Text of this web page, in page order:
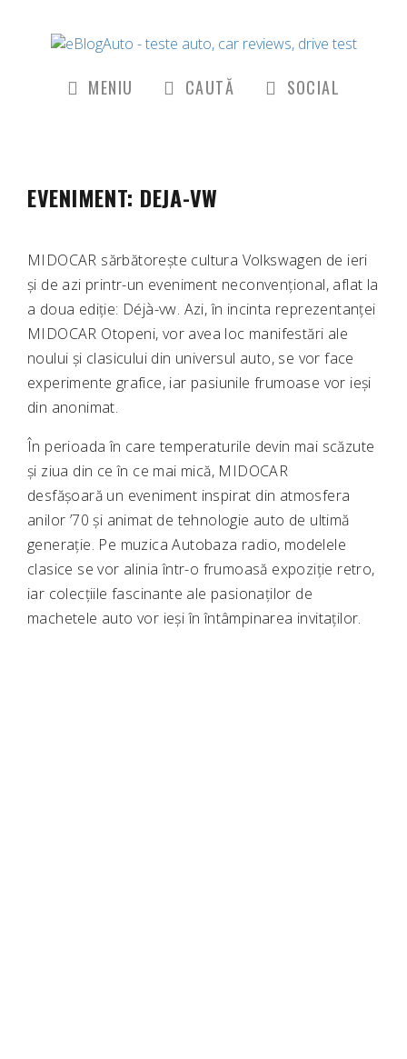
MENIU CAUTĂ SOCIAL
EVENIMENT: DEJA-VW
MIDOCAR sărbătorește cultura Volkswagen de ieri
și de azi printr-un eveniment neconvențional, aflat la
a doua ediție: Déjà-vw. Azi, în incinta reprezentanței
MIDOCAR Otopeni, vor avea loc manifestări ale
noului și clasicului din universul auto, se vor face
experimente grafice, iar pasiunile frumoase vor ieși
din anonimat.
În perioada în care temperaturile devin mai scăzute
și ziua din ce în ce mai mică, MIDOCAR
desfășoară un eveniment inspirat din atmosfera
anilor ’70 și animat de tehnologie auto de ultimă
generație. Pe muzica Autobaza radio, modelele
clasice se vor alinia într-o frumoasă expoziție retro,
iar colecțiile fascinante ale pasionaților de
machetele auto vor ieși în întâmpinarea invitaților.